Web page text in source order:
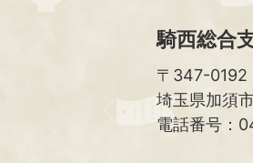
騎西総合
〒347-0192
埼玉県加須
電話番号：